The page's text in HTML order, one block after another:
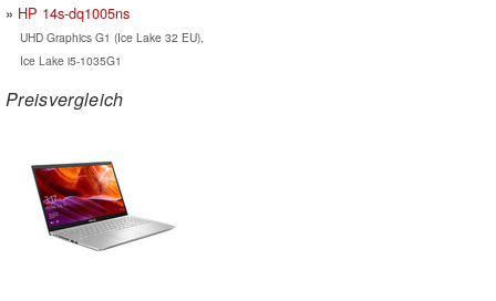
HP 14s-dq1005ns
UHD Graphics G1 (Ice Lake 32 EU),
Ice Lake i5-1035G1
Preisvergleich